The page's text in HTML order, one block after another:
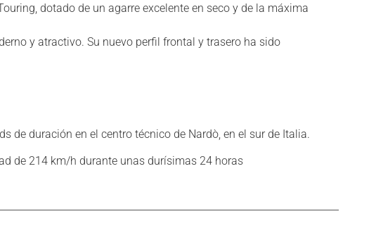
dotado de un agarre excelente en seco y de la máxima
y atractivo. Su nuevo perfil frontal y trasero ha sido
de duración en el centro técnico de Nardò, en el sur de Italia.
de 214 km/h durante unas durísimas 24 horas